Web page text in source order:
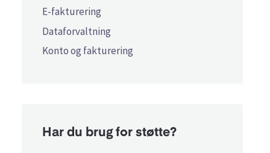
E-fakturering
Dataforvaltning
Konto og fakturering
Har du brug for støtte?